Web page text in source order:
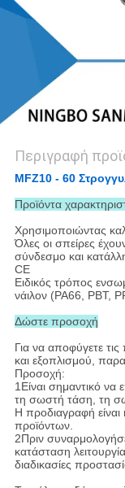
Περιγραφή
MFZ10 - 60
Προϊόντα
Χρησιμοποιώντας
Όλες οι σπείρες
σύνδεσμο και
CE
Ειδικός τρόπος
νάιλον (PA66, PBT,
Δώστε προσοχή
Για να αποφύγετε
και εξοπλισμού,
Προσοχή:
1Είναι σημαντικό να
τη σωστή τάση, τη
Η προδιαγραφή
προϊόντων.
2Πριν
κατάσταση
διαδικασίες